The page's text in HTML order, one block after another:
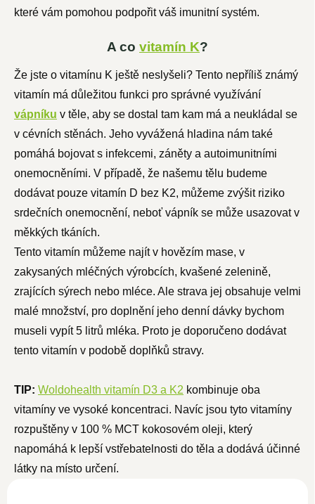
které vám pomohou podpořit váš imunitní systém.
A co vitamín K?
Že jste o vitamínu K ještě neslyšeli? Tento nepříliš známý
vitamín má důležitou funkci pro správné využívání
vápníku v těle, aby se dostal tam kam má a neukládal se
v cévních stěnách. Jeho vyvážená hladina nám také
pomáhá bojovat s infekcemi, záněty a autoimunitními
onemocněními. V případě, že našemu tělu budeme
dodávat pouze vitamín D bez K2, můžeme zvýšit riziko
srdečních onemocnění, neboť vápník se může usazovat v
měkkých tkáních.
Tento vitamín můžeme najít v hovězím mase, v
zakysaných mléčných výrobcích, kvašené zelenině,
zrajících sýrech nebo mléce. Ale strava jej obsahuje velmi
malé množství, pro doplnění jeho denní dávky bychom
museli vypít 5 litrů mléka. Proto je doporučeno dodávat
tento vitamín v podobě doplňků stravy.
TIP: Woldohealth vitamín D3 a K2 kombinuje oba
vitamíny ve vysoké koncentraci. Navíc jsou tyto vitamíny
rozpuštěny v 100 % MCT kokosovém oleji, který
napomáhá k lepší vstřebatelnosti do těla a dodává účinné
látky na místo určení.